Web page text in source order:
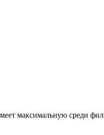
максимальную среди